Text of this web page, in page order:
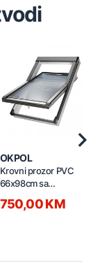
OKPOL
Krovni prozor PVC
66x98cm sa
750,00 KM